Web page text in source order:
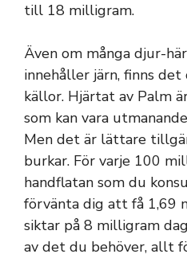
till 18 milligram.
Även om många djur-
innehåller järn, finns det
källor. Hjärtat av Palm
som kan vara
Men det är lättare
burkar. För varje 100
handflatan som du
förvänta dig att få 1,69
siktar på 8 milligram
av det du behöver, allt